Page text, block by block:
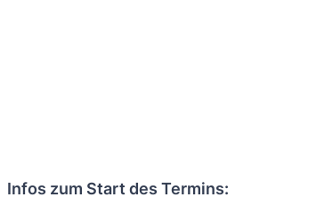
Infos zum Start des Termins: